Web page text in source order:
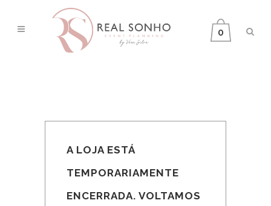
0
A LOJA ESTÁ
TEMPORARIAMENTE
ENCERRADA. VOLTAMOS